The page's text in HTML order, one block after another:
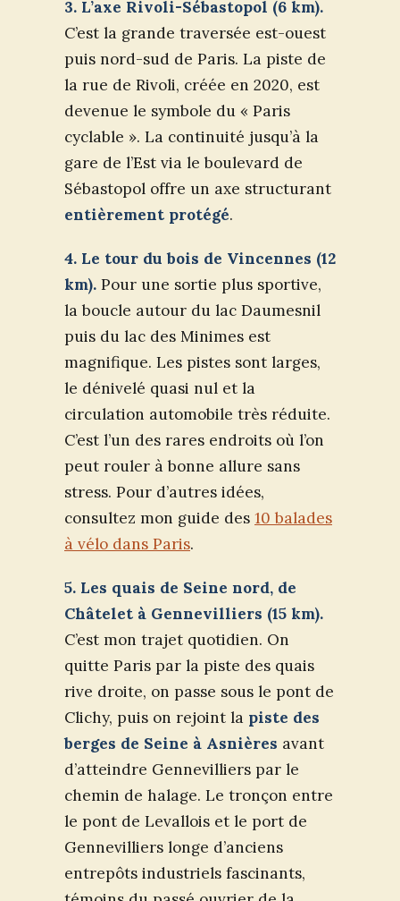
3. L’axe Rivoli-Sébastopol (6 km).
C’est la grande traversée est-ouest
puis nord-sud de Paris. La piste de
la rue de Rivoli, créée en 2020, est
devenue le symbole du « Paris
cyclable ». La continuité jusqu’à la
gare de l’Est via le boulevard de
Sébastopol offre un axe structurant
entièrement protégé.
4. Le tour du bois de Vincennes (12
km). Pour une sortie plus sportive,
la boucle autour du lac Daumesnil
puis du lac des Minimes est
magnifique. Les pistes sont larges,
le dénivelé quasi nul et la
circulation automobile très réduite.
C’est l’un des rares endroits où l’on
peut rouler à bonne allure sans
stress. Pour d’autres idées,
consultez mon guide des 10 balades
à vélo dans Paris.
5. Les quais de Seine nord, de
Châtelet à Gennevilliers (15 km).
C’est mon trajet quotidien. On
quitte Paris par la piste des quais
rive droite, on passe sous le pont de
Clichy, puis on rejoint la piste des
berges de Seine à Asnières avant
d’atteindre Gennevilliers par le
chemin de halage. Le tronçon entre
le pont de Levallois et le port de
Gennevilliers longe d’anciens
entrepôts industriels fascinants,